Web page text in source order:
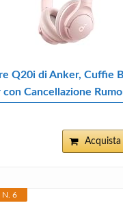
Q20i di Anker, Cuffie
con Cancellazione
Acquista
N. 6